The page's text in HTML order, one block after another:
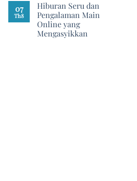
07
Th8
Hiburan Seru dan
Pengalaman Main
Online yang
Mengasyikkan